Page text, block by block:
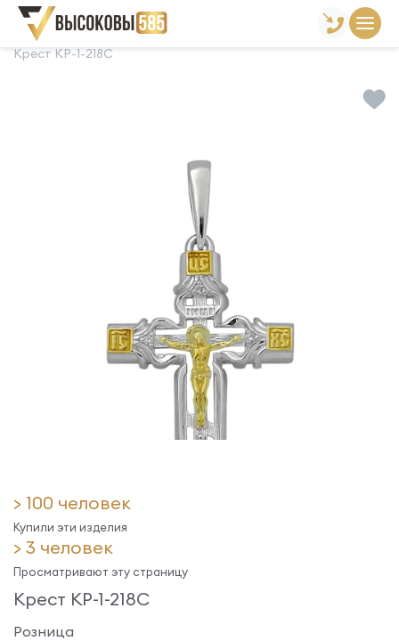
Главная Склад готовой продукции
Крест КР-1-218С
> 100 человек
Купили эти изделия
> 3 человек
Просматривают эту страницу
Крест КР-1-218С
Розница